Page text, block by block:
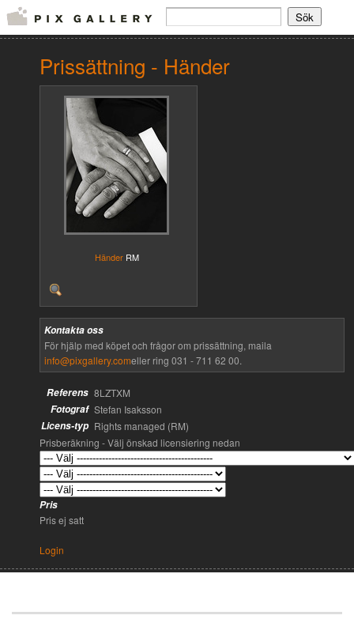
Prissättning - Händer
Händer RM
Kontakta oss
För hjälp med köpet och frågor om prissättning, maila
info@pixgallery.comeller ring 031 - 711 62 00.
Referens 8LZTXM
Fotograf Stefan Isaksson
Licens-typ Rights managed (RM)
Prisberäkning - Välj önskad licensiering nedan
Pris
Pris ej satt
Login